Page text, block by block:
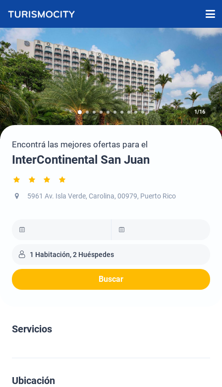
1/16
Encontrá las mejores ofertas para el
InterContinental San Juan
5961 Av. Isla Verde, Carolina, 00979, Puerto Rico
1 Habitación, 2 Huéspedes
Buscar
Servicios
Ubicación